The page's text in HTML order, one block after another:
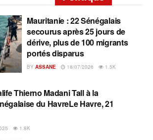
Mauritanie : 22 Sénégalais
secourus après 25 jours de
dérive, plus de 100 migrants
portés disparus
BY ASSANE 18/07/2026 1.5K
Thierno Madani Tall à la
du HavreLe Havre, 21
1.8K